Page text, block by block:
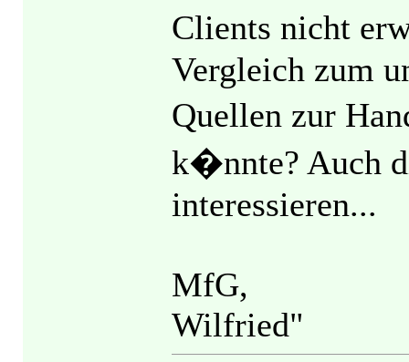
Clients nicht
Vergleich zum
Quellen zur
k�nnte? Auch
interessieren...
MfG,
Wilfried"